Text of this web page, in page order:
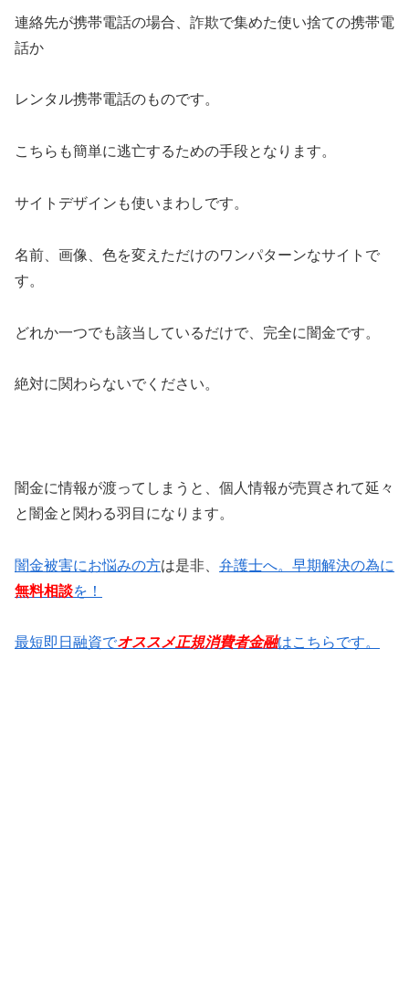
連絡先が携帯電話の場合、詐欺で集めた使い捨ての携帯電
話か
レンタル携帯電話のものです。
こちらも簡単に逃亡するための手段となります。
サイトデザインも使いまわしです。
名前、画像、色を変えただけのワンパターンなサイトで
す。
どれか一つでも該当しているだけで、完全に闇金です。
絶対に関わらないでください。
闇金に情報が渡ってしまうと、個人情報が売買されて延々
と闇金と関わる羽目になります。
闇金被害にお悩みの方は是非、 弁護士へ。早期解決の為に
無料相談を！
最短即日融資でオススメ正規消費者金融はこちらです。